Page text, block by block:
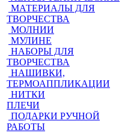
МАТЕРИАЛЫ ДЛЯ
ТВОРЧЕСТВА
МОЛНИИ
МУЛИНЕ
НАБОРЫ ДЛЯ
ТВОРЧЕСТВА
НАШИВКИ,
ТЕРМОАППЛИКАЦИИ
НИТКИ
ПЛЕЧИ
ПОДАРКИ РУЧНОЙ
РАБОТЫ